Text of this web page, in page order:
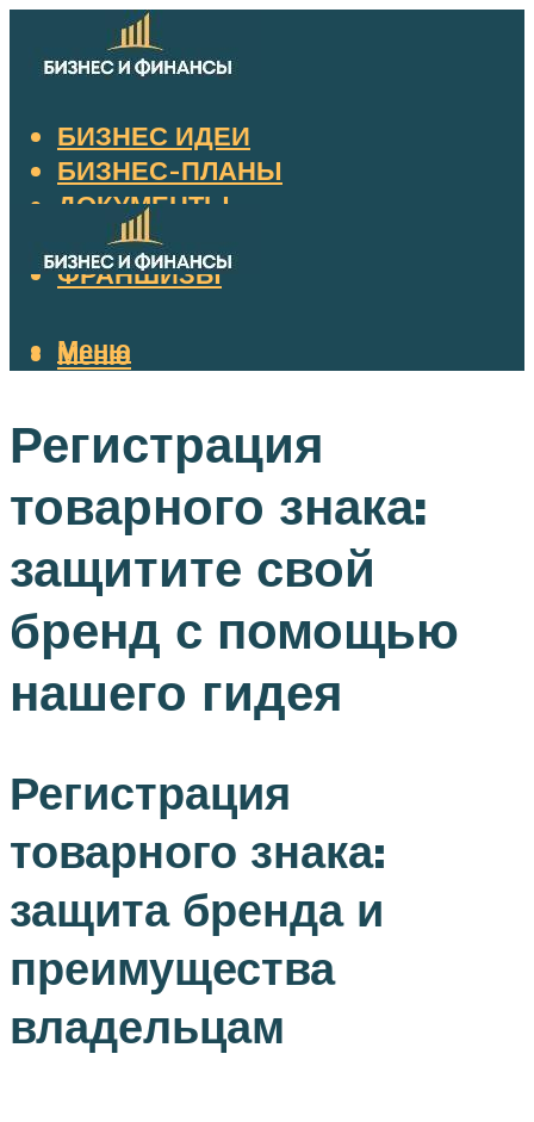
БИЗНЕС ИДЕИ
БИЗНЕС-ПЛАНЫ
ДОКУМЕНТЫ
НАЛОГИ
ФРАНШИЗЫ
Меню
Меню
Регистрация
товарного знака:
защитите свой
бренд с помощью
нашего гидея
Регистрация
товарного знака:
защита бренда и
преимущества
владельцам